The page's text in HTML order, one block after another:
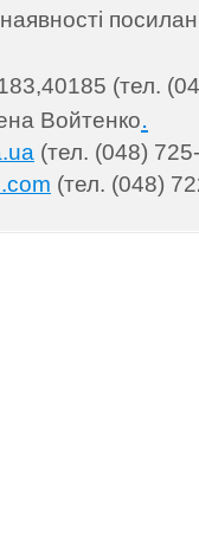
наявності
(тел.
Войтенко.
(тел. (048)
(тел. (048)